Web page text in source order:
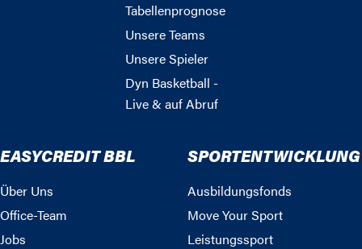
Tabellenprognose
Unsere Teams
Unsere Spieler
Dyn Basketball -
Live & auf Abruf
EASYCREDIT BBL
Über Uns
Office-Team
Jobs
SPORTENTWICKLUNG
Ausbildungsfonds
Move Your Sport
Leistungssport